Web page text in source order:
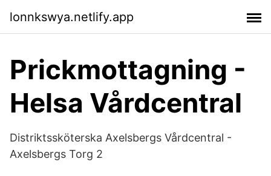
lonnkswya.netlify.app
Prickmottagning -
Helsa Vårdcentral
Distriktssköterska Axelsbergs Vårdcentral -
Axelsbergs Torg 2